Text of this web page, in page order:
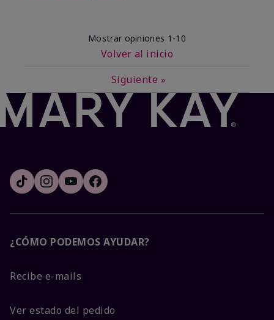
Mostrar opiniones 1-10
Volver al inicio
Siguiente »
¿CÓMO PODEMOS AYUDAR?
Recibe e-mails
Ver estado del pedido